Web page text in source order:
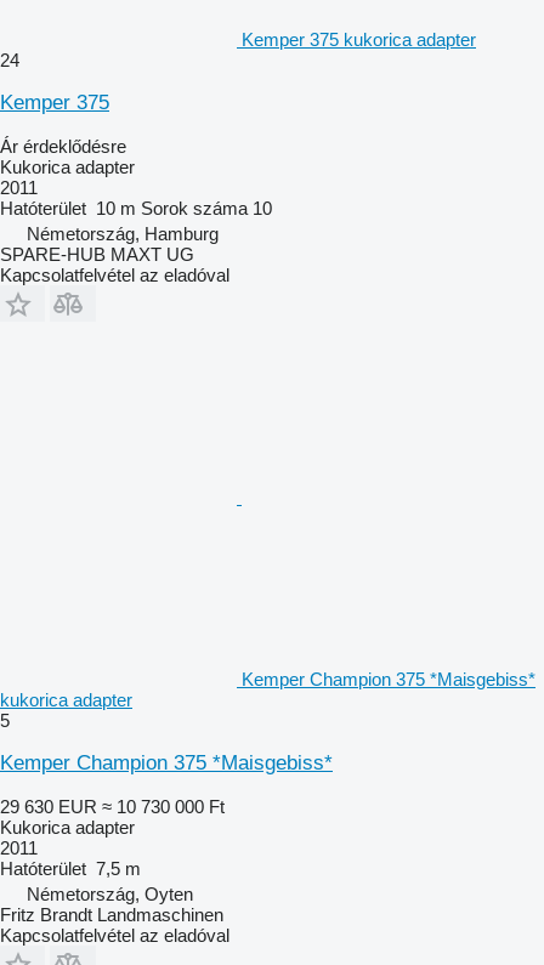
Kemper 375 kukorica adapter
24
Kemper 375
Ár érdeklődésre
Kukorica adapter
2011
Hatóterület 10 m Sorok száma 10
Németország, Hamburg
SPARE-HUB MAXT UG
Kapcsolatfelvétel az eladóval
Kemper Champion 375 *Maisgebiss*
kukorica adapter
5
Kemper Champion 375 *Maisgebiss*
29 630 EUR ≈ 10 730 000 Ft
Kukorica adapter
2011
Hatóterület 7,5 m
Németország, Oyten
Fritz Brandt Landmaschinen
Kapcsolatfelvétel az eladóval